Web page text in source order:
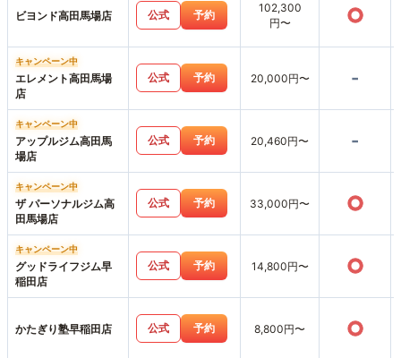
ビヨンド高田馬場店 公式 予約
102,300
円〜
○
キャンペーン中
エレメント高田馬場
店
公式 予約 20,000円〜 -
キャンペーン中
アップルジム高田馬
場店
公式 予約 20,460円〜 -
キャンペーン中
ザ パーソナルジム高
田馬場店
公式 予約 33,000円〜 ○
キャンペーン中
グッドライフジム早
稲田店
公式 予約 14,800円〜 ○
かたぎり塾早稲田店 公式 予約 8,800円〜 ○